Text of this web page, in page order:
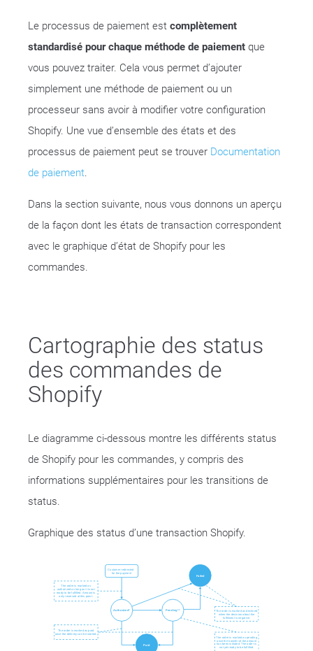
Le processus de paiement est complètement
standardisé pour chaque méthode de paiement que
vous pouvez traiter. Cela vous permet d’ajouter
simplement une méthode de paiement ou un
processeur sans avoir à modifier votre configuration
Shopify. Une vue d’ensemble des états et des
processus de paiement peut se trouver Documentation
de paiement.
Dans la section suivante, nous vous donnons un aperçu
de la façon dont les états de transaction correspondent
avec le graphique d’état de Shopify pour les
commandes.
Cartographie des status
des commandes de
Shopify
Le diagramme ci-dessous montre les différents status
de Shopify pour les commandes, y compris des
informations supplémentaires pour les transitions de
status.
Graphique des status d’une transaction Shopify.